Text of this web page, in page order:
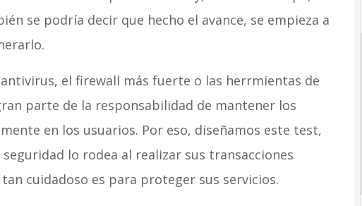
se podría decir que hecho el avance, se empieza a
el firewall más fuerte o las herrmientas de
parte de la responsabilidad de mantener los
en los usuarios. Por eso, diseñamos este test,
lo rodea al realizar sus transacciones
cuidadoso es para proteger sus servicios.